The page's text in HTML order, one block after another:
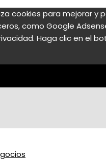
cookies para mejorar y
como Google
Haga clic en el